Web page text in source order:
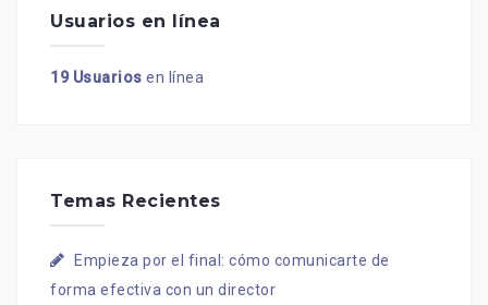
Usuarios en línea
19 Usuarios en línea
Temas Recientes
Empieza por el final: cómo comunicarte de
forma efectiva con un director